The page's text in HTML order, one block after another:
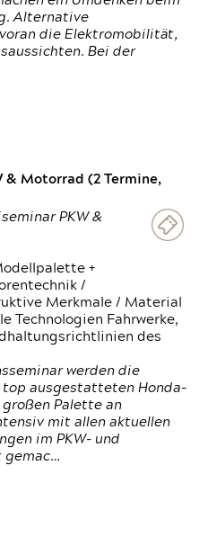
Alternative
die Elektromobilität,
Bei der
& Motorrad (2 Termine,
PKW &
+
/
Merkmale / Material
Technologien Fahrwerke,
des
werden die
top ausgestatteten Honda-
Palette an
mit allen aktuellen
im PKW- und
gemac…